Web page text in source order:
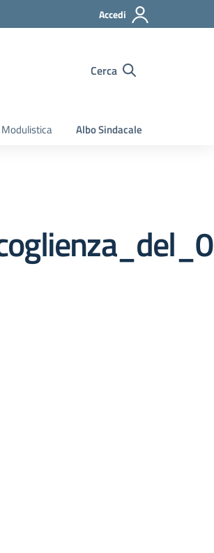
Accedi
Cerca
Modulistica Albo Sindacale